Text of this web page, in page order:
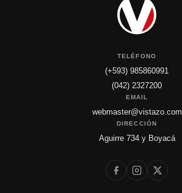
TELÉFONO
(+593) 985860991
(042) 2327200
EMAIL
webmaster@vistazo.com
DIRECCIÓN
Aguirre 734 y Boyacá